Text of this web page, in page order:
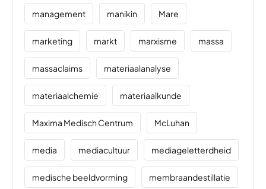
management manikin Mare
marketing markt marxisme massa
massaclaims materiaalanalyse
materiaalchemie materiaalkunde
Maxima Medisch Centrum McLuhan
media mediacultuur mediageletterdheid
medische beeldvorming membraandestillatie